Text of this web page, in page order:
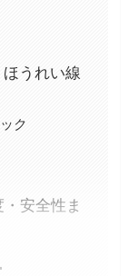
うれい線
ク
安全性ま